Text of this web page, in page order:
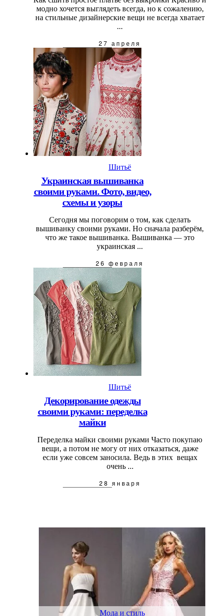
модно хочется выглядеть всегда, но к сожалению,
на стильные дизайнерские вещи не всегда хватает
...
27 апреля
Шитьё
Украинская вышиванка
своими руками. Фото, видео,
схемы и узоры
Сегодня мы поговорим о том, как сделать
вышиванку своими руками. Но сначала разберём,
что же такое вышиванка. Вышиванка — это
украинская ...
26 февраля
Шитьё
Декорирование одежды
своими руками: переделка
майки
Переделка майки своими руками Часто покупаю
вещи, а потом не могу от них отказаться, даже
если уже совсем заносила. Ведь в этих вещах
очень ...
28 января
Мода и стиль